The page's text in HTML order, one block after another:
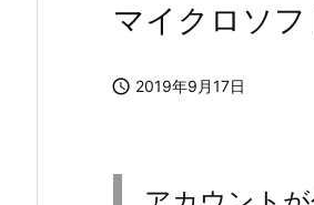
マイクロソ
 2019年9月17日